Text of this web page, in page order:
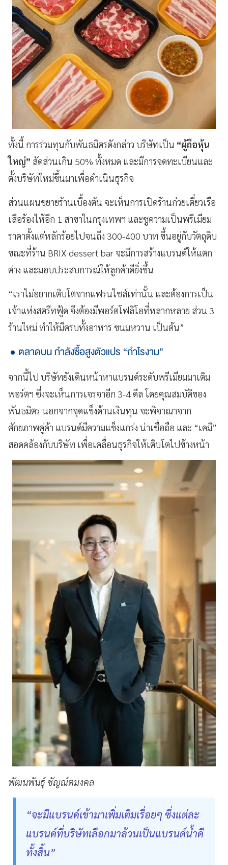
ทั้งนี้ การร่วมทุนกับพันธมิตรดังกล่าว บริษัทเป็น “ผู้ถือหุ้น
ใหญ่” สัดส่วนเกิน 50% ทั้งหมด และมีการจดทะเบียนและ
ตั้งบริษัทใหม่ขึ้นมาเพื่อดำเนินธุรกิจ
ส่วนแผนขยายร้านเบื้องต้น จะเห็นการเปิดร้านก๋วยเตี๋ยวเรือ
เสือร้องไห้อีก 1 สาขาในกรุงเทพฯ และชูความเป็นพรีเมียม
ราคาตั้งแต่หลักร้อยไปจนถึง 300-400 บาท ขึ้นอยู่กับวัตถุดิบ
ขณะที่ร้าน BRIX dessert bar จะมีการสร้างแบรนด์ให้แตก
ต่าง และมอบประสบการณ์ให้ลูกค้าดียิ่งขึ้น
“เราไม่อยากเติบโตจากแฟรนไชส์เท่านั้น และต้องการเป็น
เจ้าแห่งสตรีทฟู้ด จึงต้องมีพอร์ตโฟลิโอที่หลากหลาย ส่วน 3
ร้านใหม่ ทำให้มีครบทั้งอาหาร ขนมหวาน เป็นต้น”
ตลาดบน กำลังซื้อสูงตัวแปร “กำไรงาม”
จากนี้ไป บริษัทยังเดินหน้าหาแบรนด์ระดับพรีเมียมมาเติม
พอร์ตฯ ซึ่งจะเห็นการเจรจาอีก 3-4 ดีล โดยคุณสมบัติของ
พันธมิตร นอกจากจุดแข็งด้านเงินทุน จะพิจาณาจาก
ศักยภาพคู่ค้า แบรนด์มีความแข็งแกร่ง น่าเชื่อถือ และ “เคมี”
สอดคล้องกับบริษัท เพื่อเคลื่อนธุรกิจให้เติบโตไปข้างหน้า
พัฒนพันธุ์ ชัญณ์ตมงคล
“จะมีแบรนด์เข้ามาเพิ่มเติมเรื่อยๆ ซึ่งแต่ละ
แบรนด์ที่บริษัทเลือกมาล้วนเป็นแบรนด์น้ำดี
ทั้งสิ้น”